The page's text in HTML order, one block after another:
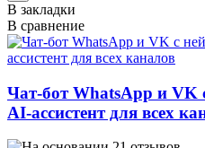
В закладки
В сравнение
Чат-бот WhatsApp и
AI-ассистент для всех